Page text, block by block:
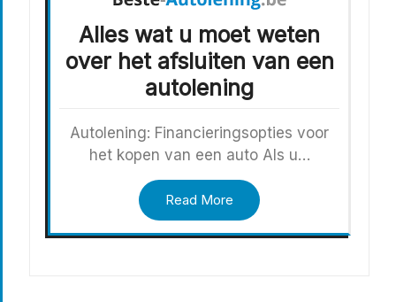
Alles wat u moet weten
over het afsluiten van een
autolening
Autolening: Financieringsopties voor
het kopen van een auto Als u…
Read More